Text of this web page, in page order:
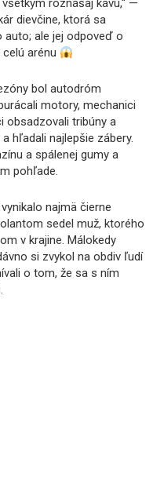
roznášaj kávu,“ —
dievčine, ktorá sa
ale jej odpoveď o
arénu
bol autodróm
motory, mechanici
obsadzovali tribúny a
hľadali najlepšie zábery.
a spálenej gumy a
pohľade.
najmä čierne
sedel muž, ktorého
v krajine. Málokedy
si zvykol na obdiv ľudí
o tom, že sa s ním